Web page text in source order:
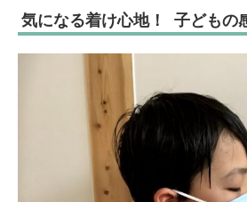
気になる着け心地！ 子どもの